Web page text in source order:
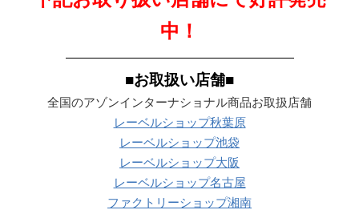
中！
———————————————————
■お取扱い店舗■
全国のアゾンインターナショナル商品お取扱店舗
レーベルショップ秋葉原
レーベルショップ池袋
レーベルショップ大阪
レーベルショップ名古屋
ファクトリーショップ湘南